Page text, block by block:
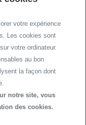
votre expérience
Les cookies sont
votre ordinateur.
au bon
la façon dont
notre site, vous
des cookies.